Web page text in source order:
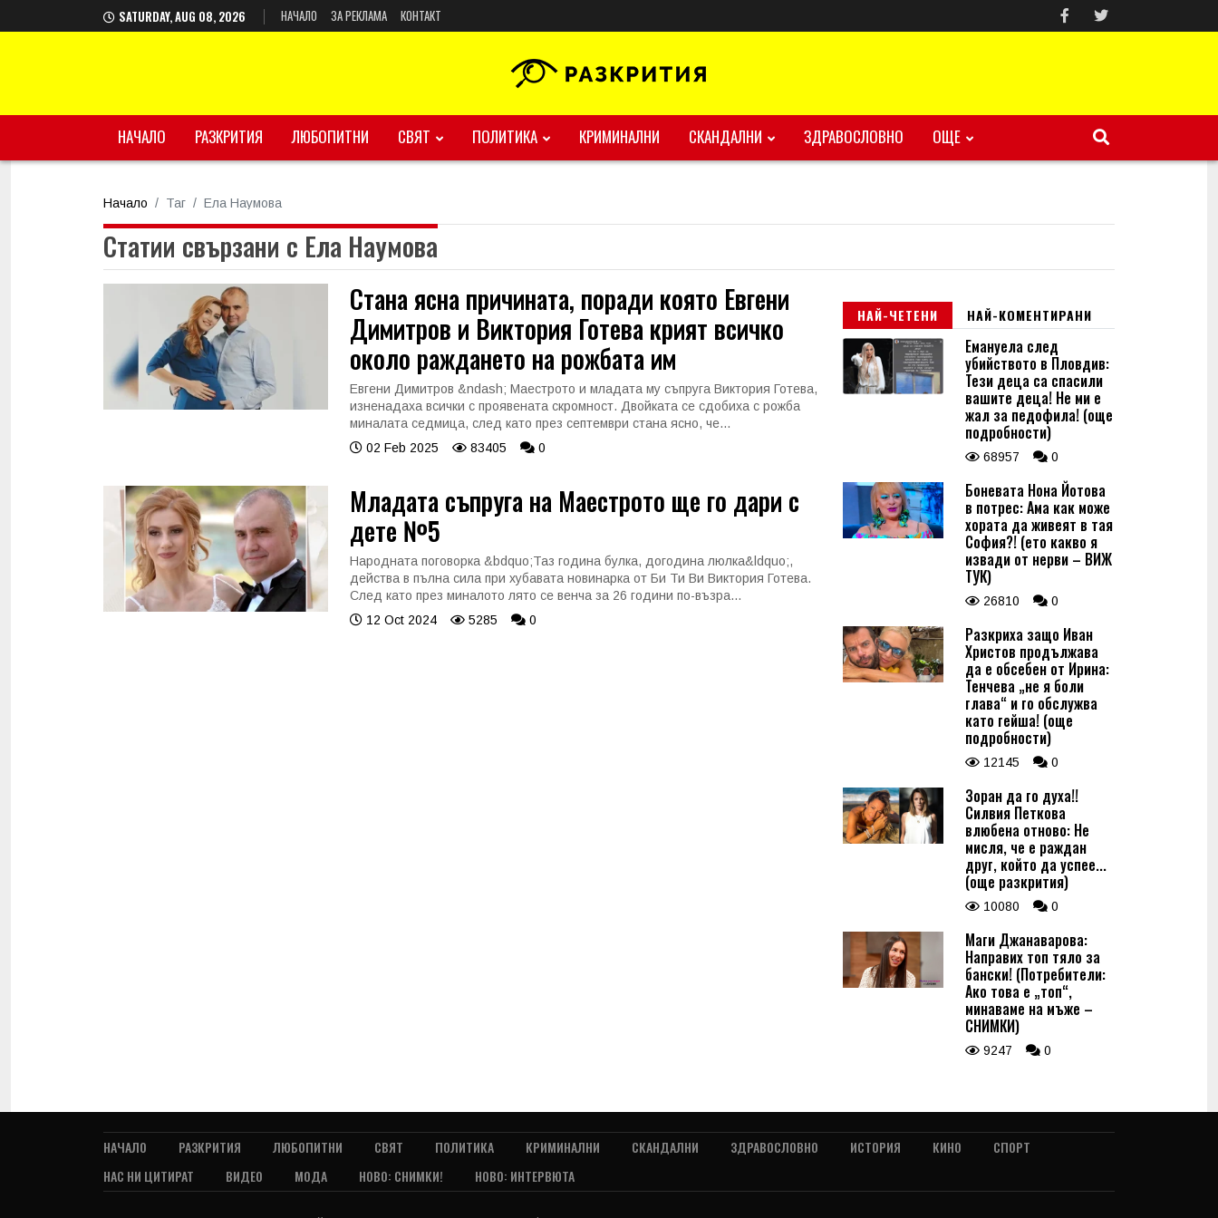
SATURDAY, AUG 08, 2026 НАЧАЛО ЗА РЕКЛАМА КОНТАКТ
НАЧАЛО РАЗКРИТИЯ ЛЮБОПИТНИ СВЯТ ПОЛИТИКА КРИМИНАЛНИ СКАНДАЛНИ ЗДРАВОСЛОВНО ОЩЕ
Начало Таг Ела Наумова
Статии свързани с Ела Наумова
Стана ясна причината, поради която Евгени
Димитров и Виктория Готева крият всичко
около раждането на рожбата им
Евгени Димитров &ndash; Маестрото и младата му съпруга Виктория Готева,
изненадаха всички с проявената скромност. Двойката се сдобиха с рожба
миналата седмица, след като през септември стана ясно, че...
02 Feb 2025
83405 0
Младата съпруга на Маестрото ще го дари с
дете №5
Народната поговорка &bdquo;Таз година булка, догодина люлка&ldquo;,
действа в пълна сила при хубавата новинарка от Би Ти Ви Виктория Готева.
След като през миналото лято се венча за 26 години по-възра...
12 Oct 2024
5285 0
НАЙ-ЧЕТЕНИ НАЙ-КОМЕНТИРАНИ
Емануела след
убийството в Пловдив:
Тези деца са спасили
вашите деца! Не ми е
жал за педофила! (още
подробности)
68957 0
Боневата Нона Йотова
в потрес: Ама как може
хората да живеят в тая
София?! (ето какво я
извади от нерви – ВИЖ
ТУК)
26810 0
Разкриха защо Иван
Христов продължава
да е обсебен от Ирина:
Тенчева „не я боли
глава“ и го обслужва
като гейша! (още
подробности)
12145 0
Зоран да го духа!!
Силвия Петкова
влюбена отново: Не
мисля, че е раждан
друг, който да успее...
(още разкрития)
10080 0
Маги Джанаварова:
Направих топ тяло за
бански! (Потребители:
Ако това е „топ“,
минаваме на мъже –
СНИМКИ)
9247 0
НАЧАЛО РАЗКРИТИЯ ЛЮБОПИТНИ СВЯТ ПОЛИТИКА КРИМИНАЛНИ СКАНДАЛНИ ЗДРАВОСЛОВНО ИСТОРИЯ КИНО
СПОРТ
НАС НИ ЦИТИРАТ
ВИДЕО МОДА НОВО: СНИМКИ! НОВО: ИНТЕРВЮТА